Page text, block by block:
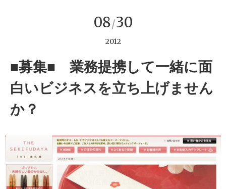
08/30
2012
■募集■ 業務提携して一緒に面
白いビジネスを立ち上げません
か？